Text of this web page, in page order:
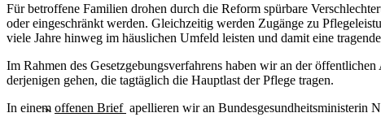
Für betroffene Familien drohen durch die Reform spürbare
oder eingeschränkt werden. Gleichzeitig werden Zugänge zu
viele Jahre hinweg im häuslichen Umfeld leisten und damit eine
Im Rahmen des Gesetzgebungsverfahrens haben wir an der
derjenigen gehen, die tagtäglich die Hauptlast der Pflege tragen.
In einem offenen Brief apellieren wir an Bundesgesundheitsministerin